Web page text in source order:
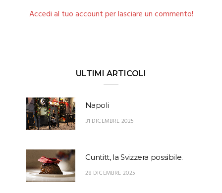
Accedi al tuo account per lasciare un commento!
ULTIMI ARTICOLI
Napoli
31 DICEMBRE 2025
Cuntitt, la Svizzera possibile.
28 DICEMBRE 2025